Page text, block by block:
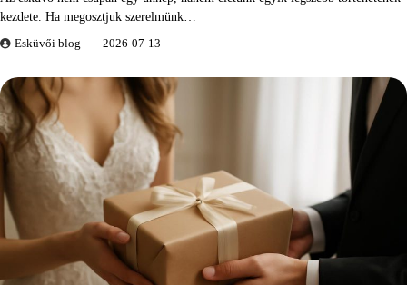
kezdete. Ha megosztjuk szerelmünk…
Esküvői blog 2026-07-13